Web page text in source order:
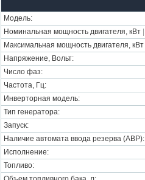
Модель:
Номинальная мощность двигателя, кВт
Максимальная мощность двигателя, кВт
Напряжение, Вольт:
Число фаз:
Частота, Гц:
Инверторная модель:
Тип генератора:
Запуск:
Наличие автомата ввода резерва (АВР):
Исполнение:
Топливо: